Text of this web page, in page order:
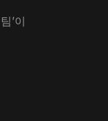
’이